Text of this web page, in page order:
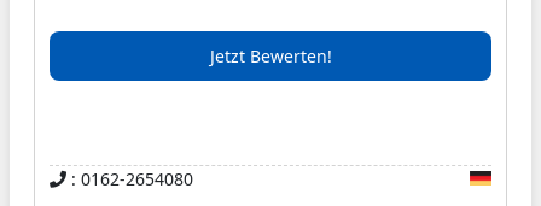
mit Sorgfalt und Qualität.
bestmöglichen Eindruck hinterlassen. Deshalb
Jetzt Bewerten!
: 0162-2654080